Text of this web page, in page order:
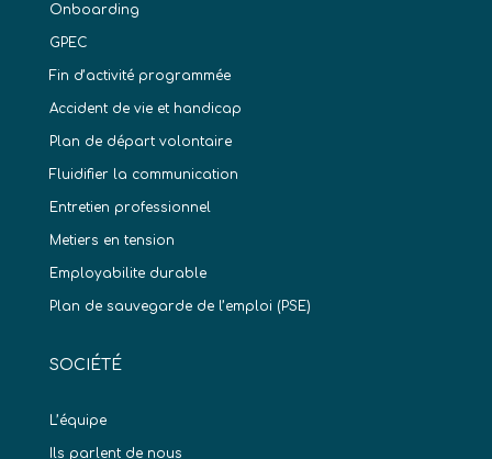
Onboarding
GPEC
Fin d’activité programmée
Accident de vie et handicap
Plan de départ volontaire
Fluidifier la communication
Entretien professionnel
Metiers en tension
Employabilite durable
Plan de sauvegarde de l’emploi (PSE)
SOCIÉTÉ
L’équipe
Ils parlent de nous